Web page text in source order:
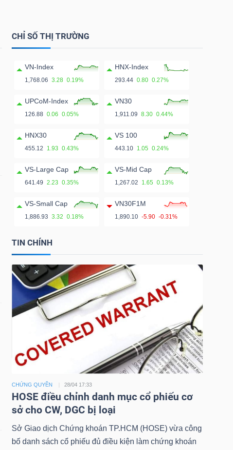
CHỈ SỐ THỊ TRƯỜNG
VN-Index
1,768.06 3.28 0.19%
HNX-Index
293.44 0.80 0.27%
UPCoM-Index
126.88 0.06 0.05%
VN30
1,911.09 8.30 0.44%
HNX30
455.12 1.93 0.43%
VS 100
443.10 1.05 0.24%
VS-Large Cap
641.49 2.23 0.35%
VS-Mid Cap
1,267.02 1.65 0.13%
VS-Small Cap
1,886.93 3.32 0.18%
VN30F1M
1,890.10 -5.90 -0.31%
TIN CHÍNH
CHỨNG QUYỀN 28/04 17:33
HOSE điều chỉnh danh mục cổ phiếu cơ
sở cho CW, DGC bị loại
Sở Giao dịch Chứng khoán TP.HCM (HOSE) vừa công
bố danh sách cổ phiếu đủ điều kiện làm chứng khoán